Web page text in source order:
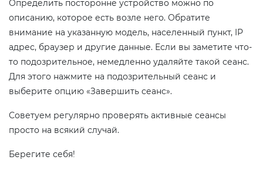
Определить посторонне устройство можно по
описанию, которое есть возле него. Обратите
внимание на указанную модель, населенный пункт, IP
адрес, браузер и другие данные. Если вы заметите что-
то подозрительное, немедленно удаляйте такой сеанс.
Для этого нажмите на подозрительный сеанс и
выберите опцию «Завершить сеанс».
Советуем регулярно проверять активные сеансы
просто на всякий случай.
Берегите себя!